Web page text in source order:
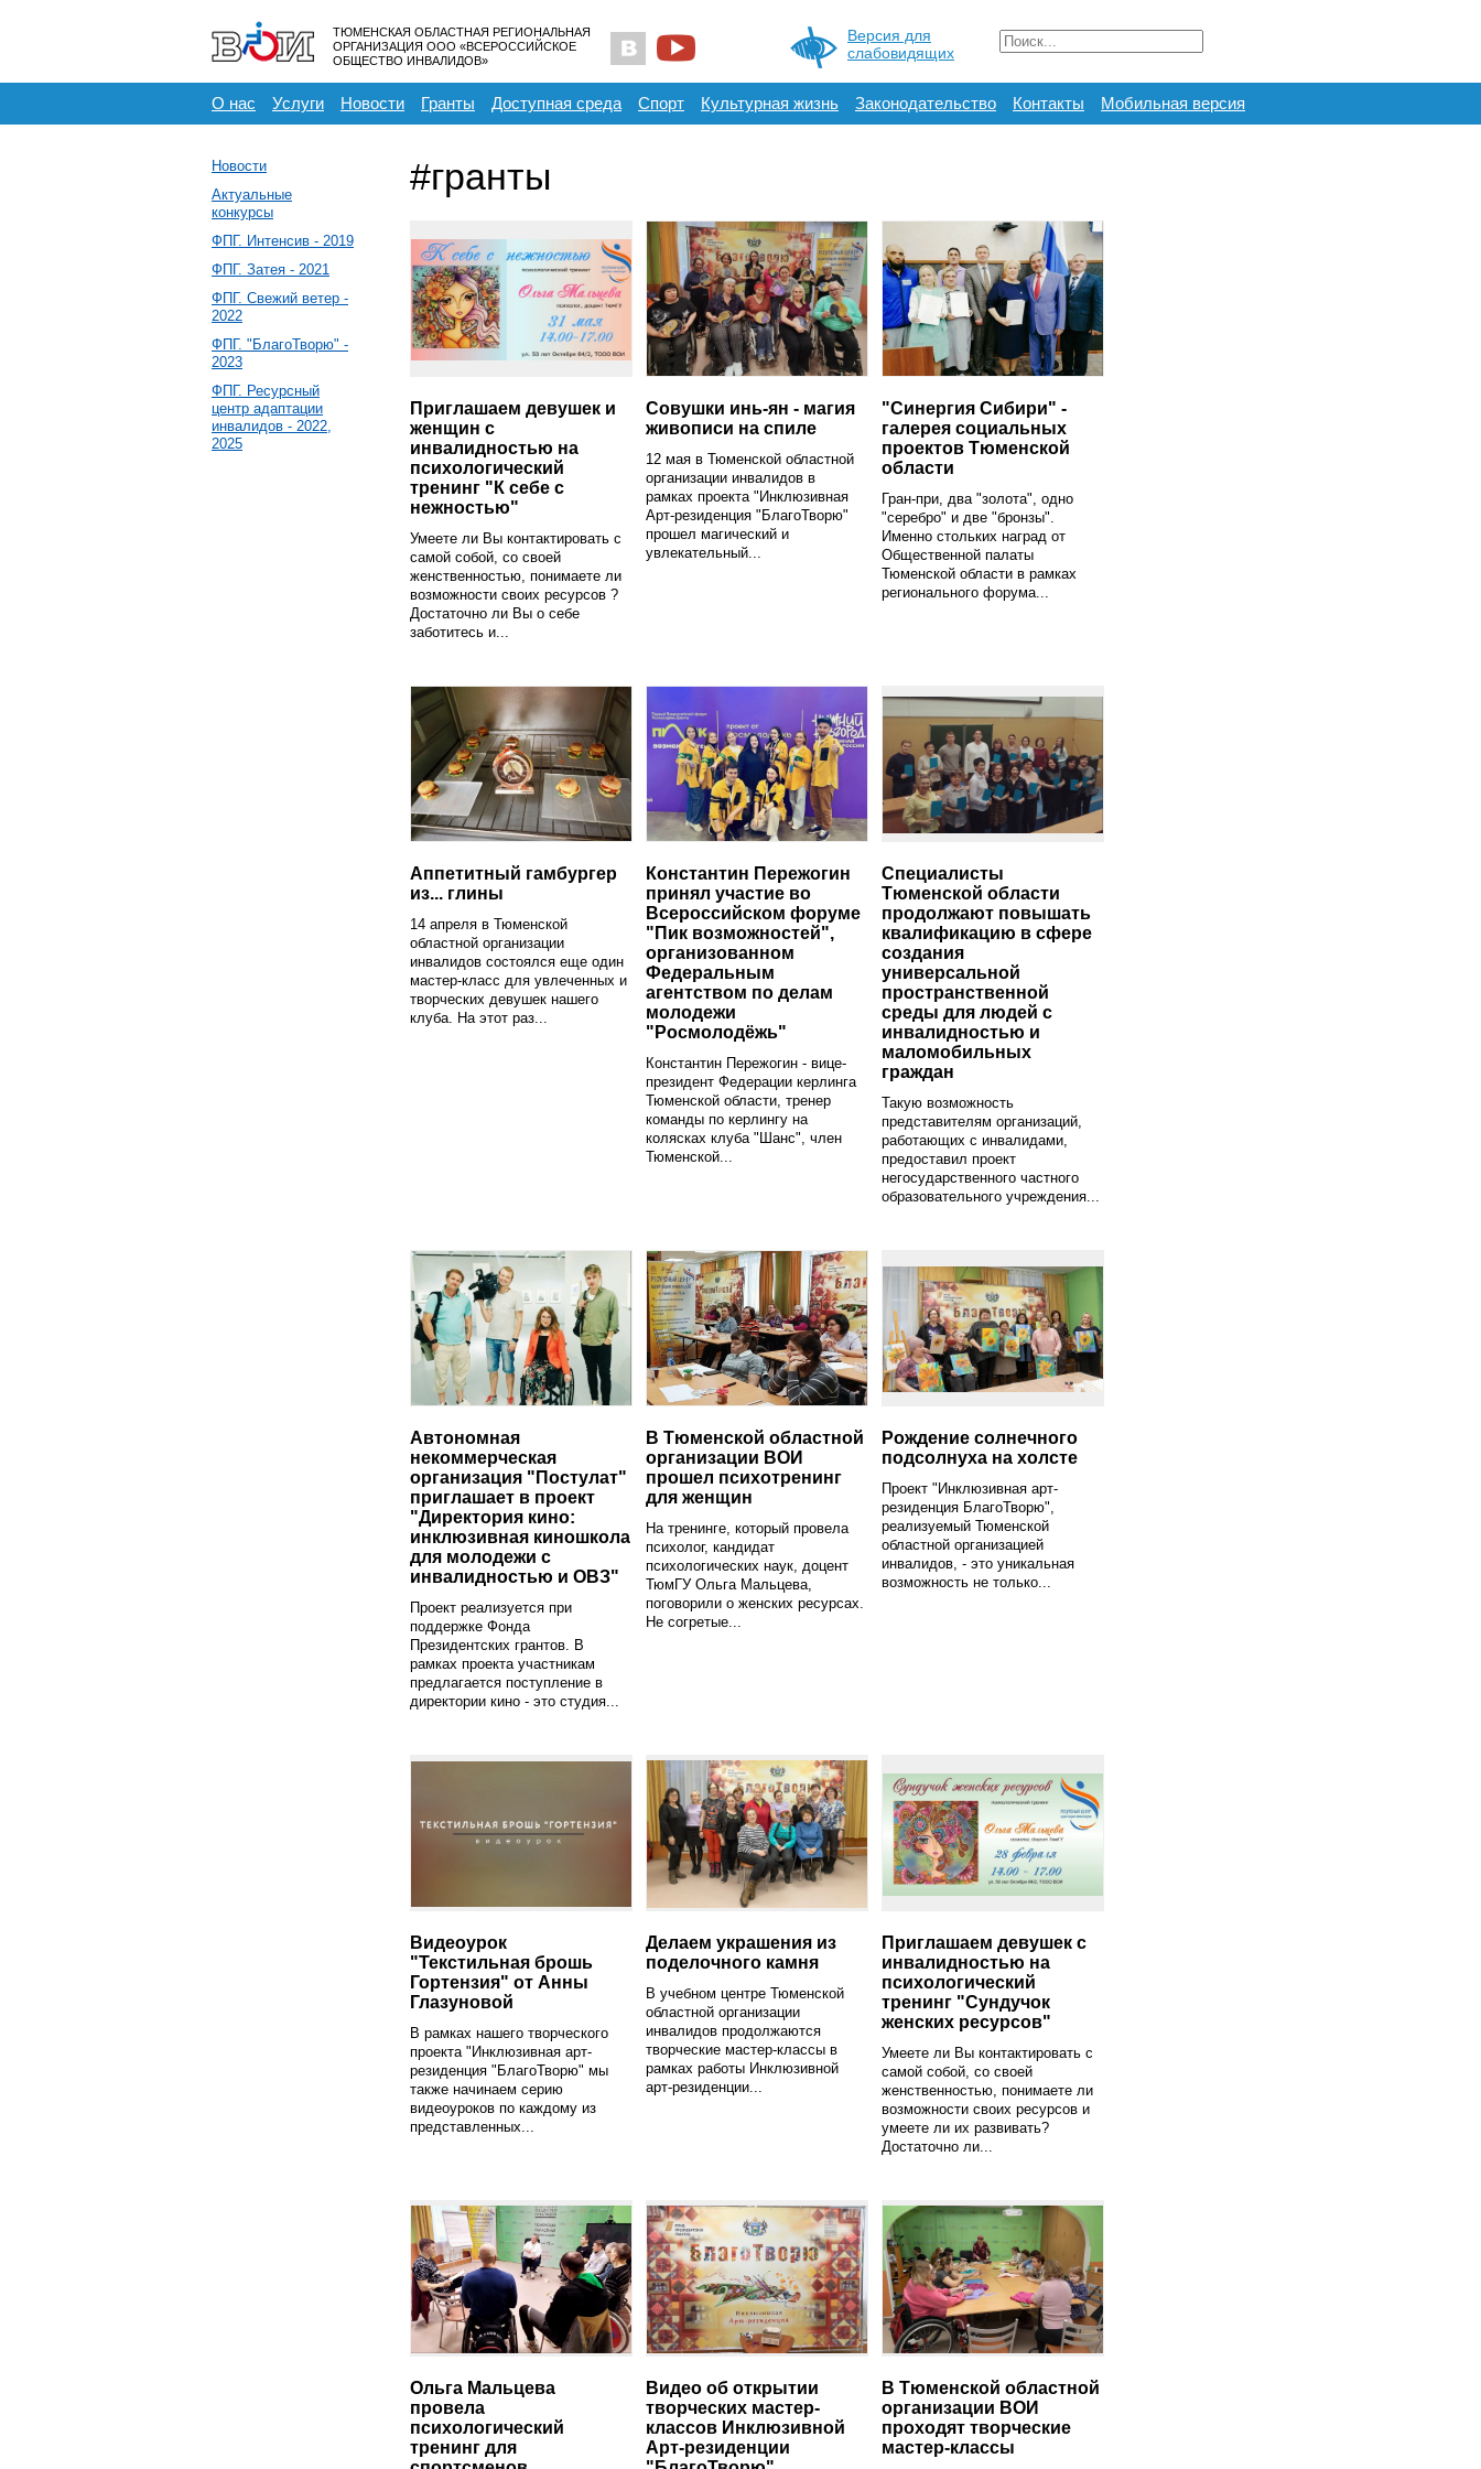
ТЮМЕНСКАЯ ОБЛАСТНАЯ РЕГИОНАЛЬНАЯ
ОРГАНИЗАЦИЯ ООО «ВСЕРОССИЙСКОЕ
ОБЩЕСТВО ИНВАЛИДОВ»
Версия для
слабовидящих
О нас Услуги Новости Гранты Доступная среда Спорт Культурная жизнь Законодательство Контакты Мобильная версия
Новости
Актуальные
конкурсы
ФПГ. Интенсив - 2019
ФПГ. Затея - 2021
ФПГ. Свежий ветер -
2022
ФПГ. "БлагоТворю" -
2023
ФПГ. Ресурсный
центр адаптации
инвалидов - 2022,
2025
#гранты
Приглашаем девушек и
женщин с
инвалидностью на
психологический
тренинг "К себе с
нежностью"
Умеете ли Вы контактировать с
самой собой, со своей
женственностью, понимаете ли
возможности своих ресурсов ?
Достаточно ли Вы о себе
заботитесь и...
Совушки инь-ян - магия
живописи на спиле
12 мая в Тюменской областной
организации инвалидов в
рамках проекта "Инклюзивная
Арт-резиденция "БлагоТворю"
прошел магический и
увлекательный...
"Синергия Сибири" -
галерея социальных
проектов Тюменской
области
Гран-при, два "золота", одно
"серебро" и две "бронзы".
Именно стольких наград от
Общественной палаты
Тюменской области в рамках
регионального форума...
Аппетитный гамбургер
из... глины
14 апреля в Тюменской
областной организации
инвалидов состоялся еще один
мастер-класс для увлеченных и
творческих девушек нашего
клуба. На этот раз...
Константин Пережогин
принял участие во
Всероссийском форуме
"Пик возможностей",
организованном
Федеральным
агентством по делам
молодежи
"Росмолодёжь"
Константин Пережогин - вице-
президент Федерации керлинга
Тюменской области, тренер
команды по керлингу на
колясках клуба "Шанс", член
Тюменской...
Специалисты
Тюменской области
продолжают повышать
квалификацию в сфере
создания
универсальной
пространственной
среды для людей с
инвалидностью и
маломобильных
граждан
Такую возможность
представителям организаций,
работающих с инвалидами,
предоставил проект
негосударственного частного
образовательного учреждения...
Автономная
некоммерческая
организация "Постулат"
приглашает в проект
"Директория кино:
инклюзивная киношкола
для молодежи с
инвалидностью и ОВЗ"
Проект реализуется при
поддержке Фонда
Президентских грантов. В
рамках проекта участникам
предлагается поступление в
директории кино - это студия...
В Тюменской областной
организации ВОИ
прошел психотренинг
для женщин
На тренинге, который провела
психолог, кандидат
психологических наук, доцент
ТюмГУ Ольга Мальцева,
поговорили о женских ресурсах.
Не согретые...
Рождение солнечного
подсолнуха на холсте
Проект "Инклюзивная арт-
резиденция БлагоТворю",
реализуемый Тюменской
областной организацией
инвалидов, - это уникальная
возможность не только...
Видеоурок
"Текстильная брошь
Гортензия" от Анны
Глазуновой
В рамках нашего творческого
проекта "Инклюзивная арт-
резиденция "БлагоТворю" мы
также начинаем серию
видеоуроков по каждому из
представленных...
Делаем украшения из
поделочного камня
В учебном центре Тюменской
областной организации
инвалидов продолжаются
творческие мастер-классы в
рамках работы Инклюзивной
арт-резиденции...
Приглашаем девушек с
инвалидностью на
психологический
тренинг "Сундучок
женских ресурсов"
Умеете ли Вы контактировать с
самой собой, со своей
женственностью, понимаете ли
возможности своих ресурсов и
умеете ли их развивать?
Достаточно ли...
Ольга Мальцева
провела
психологический
тренинг для
Видео об открытии
творческих мастер-
классов Инклюзивной
Арт-резиденции
В Тюменской областной
организации ВОИ
проходят творческие
мастер-классы